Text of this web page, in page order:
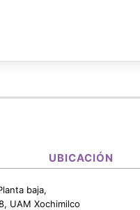
UBICACIÓN
baja,
UAM Xochimilco